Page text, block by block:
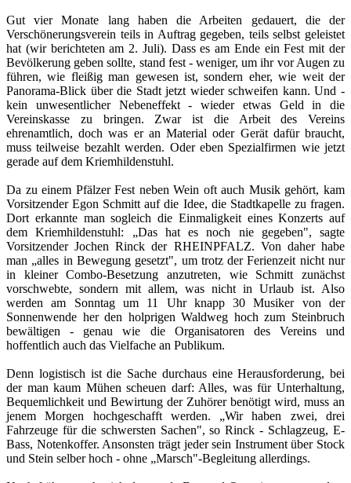
Gut vier Monate lang haben die Arbeiten gedauert, die der
Verschönerungsverein teils in Auftrag gegeben, teils selbst geleistet
hat (wir berichteten am 2. Juli). Dass es am Ende ein Fest mit der
Bevölkerung geben sollte, stand fest - weniger, um ihr vor Augen zu
führen, wie fleißig man gewesen ist, sondern eher, wie weit der
Panorama-Blick über die Stadt jetzt wieder schweifen kann. Und -
kein unwesentlicher Nebeneffekt - wieder etwas Geld in die
Vereinskasse zu bringen. Zwar ist die Arbeit des Vereins
ehrenamtlich, doch was er an Material oder Gerät dafür braucht,
muss teilweise bezahlt werden. Oder eben Spezialfirmen wie jetzt
gerade auf dem Kriemhildenstuhl.
Da zu einem Pfälzer Fest neben Wein oft auch Musik gehört, kam
Vorsitzender Egon Schmitt auf die Idee, die Stadtkapelle zu fragen.
Dort erkannte man sogleich die Einmaligkeit eines Konzerts auf
dem Kriemhildenstuhl: „Das hat es noch nie gegeben", sagte
Vorsitzender Jochen Rinck der RHEINPFALZ. Von daher habe
man „alles in Bewegung gesetzt", um trotz der Ferienzeit nicht nur
in kleiner Combo-Besetzung anzutreten, wie Schmitt zunächst
vorschwebte, sondern mit allem, was nicht in Urlaub ist. Also
werden am Sonntag um 11 Uhr knapp 30 Musiker von der
Sonnenwende her den holprigen Waldweg hoch zum Steinbruch
bewältigen - genau wie die Organisatoren des Vereins und
hoffentlich auch das Vielfache an Publikum.
Denn logistisch ist die Sache durchaus eine Herausforderung, bei
der man kaum Mühen scheuen darf: Alles, was für Unterhaltung,
Bequemlichkeit und Bewirtung der Zuhörer benötigt wird, muss an
jenem Morgen hochgeschafft werden. „Wir haben zwei, drei
Fahrzeuge für die schwersten Sachen", so Rinck - Schlagzeug, E-
Bass, Notenkoffer. Ansonsten trägt jeder sein Instrument über Stock
und Stein selber hoch - ohne „Marsch"-Begleitung allerdings.